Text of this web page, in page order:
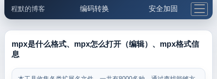
程默的博客 编码转换 安全加固
邮件工具 生活便民 更多工具
mpx是什么格式、mpx怎么打开（编辑）、mpx格式信
息